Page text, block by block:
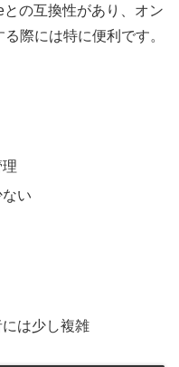
の互換性があり、オン
際には特に便利です。
い
は少し複雑